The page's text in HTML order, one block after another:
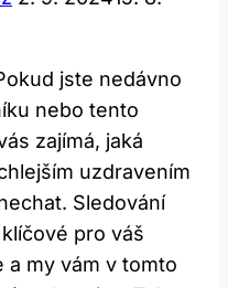
jste nedávno
nebo tento
zajímá, jaká
uzdravením
Sledování
pro váš
my vám v tomto